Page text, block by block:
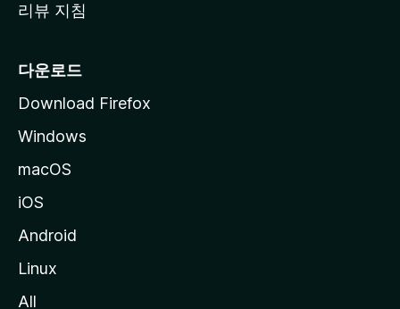
리뷰 지침
다운로드
Download Firefox
Windows
macOS
iOS
Android
Linux
All